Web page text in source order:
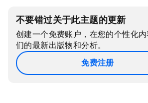
不要错过关于此主题的更新
创建一个免费账户，在您的个性化
们的最新出版物和分析。
免费注册